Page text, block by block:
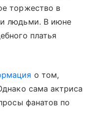
торжество в
людьми. В июне
платья
о том,
сама актриса
фанатов по